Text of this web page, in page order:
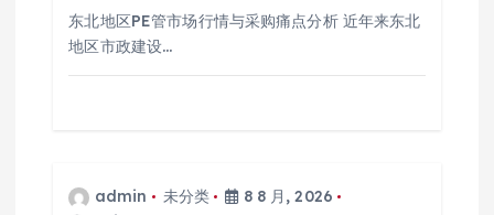
东北地区PE管市场行情与采购痛点分析 近年来东北
地区市政建设…
admin 未分类
8 8 月, 2026